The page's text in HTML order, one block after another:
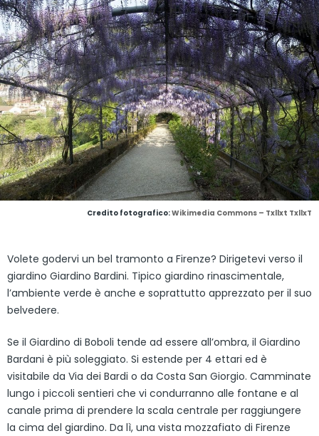
Credito fotografico:Wikimedia Commons – Txllxt TxllxT
Volete godervi un bel tramonto a Firenze? Dirigetevi verso il
giardino Giardino Bardini. Tipico giardino rinascimentale,
l’ambiente verde è anche e soprattutto apprezzato per il suo
belvedere.
Se il Giardino di Boboli tende ad essere all’ombra, il Giardino
Bardani è più soleggiato. Si estende per 4 ettari ed è
visitabile da Via dei Bardi o da Costa San Giorgio. Camminate
lungo i piccoli sentieri che vi condurranno alle fontane e al
canale prima di prendere la scala centrale per raggiungere
la cima del giardino. Da lì, una vista mozzafiato di Firenze